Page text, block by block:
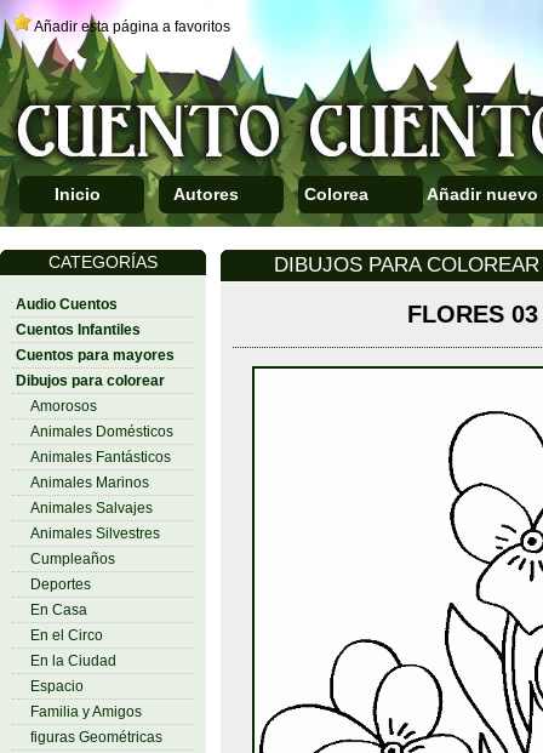
Añadir esta página a favoritos
Inicio Autores Colorea Añadir nuevo
CATEGORÍAS
Audio Cuentos
Cuentos Infantiles
Cuentos para mayores
Dibujos para colorear
Amorosos
Animales Domésticos
Animales Fantásticos
Animales Marinos
Animales Salvajes
Animales Silvestres
Cumpleaños
Deportes
En Casa
En el Circo
En la Ciudad
Espacio
Familia y Amigos
figuras Geométricas
DIBUJOS PARA
FLORES 03